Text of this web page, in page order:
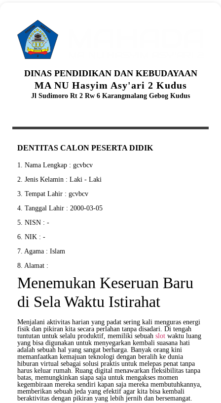
DINAS PENDIDIKAN DAN KEBUDAYAAN
MA NU Hasyim Asy'ari 2 Kudus
Jl Sudimoro Rt 2 Rw 6 Karangmalang Gebog Kudus
DENTITAS CALON PESERTA DIDIK
1. Nama Lengkap : gcvbcv
2. Jenis Kelamin : Laki - Laki
3. Tempat Lahir : gcvbcv
4. Tanggal Lahir : 2000-03-05
5. NISN : -
6. NIK : -
7. Agama : Islam
8. Alamat :
Menemukan Keseruan Baru
di Sela Waktu Istirahat
Menjalani aktivitas harian yang padat sering kali menguras energi
fisik dan pikiran kita secara perlahan tanpa disadari. Di tengah
tuntutan untuk selalu produktif, memiliki sebuah slot waktu luang
yang bisa digunakan untuk menyegarkan kembali suasana hati
adalah sebuah hal yang sangat berharga. Banyak orang kini
memanfaatkan kemajuan teknologi dengan beralih ke dunia
hiburan virtual sebagai solusi praktis untuk melepas penat tanpa
harus keluar rumah. Ruang digital menawarkan fleksibilitas tanpa
batas, memungkinkan siapa saja untuk mengakses momen
kegembiraan mereka sendiri kapan saja mereka membutuhkannya,
memberikan sebuah jeda yang efektif agar kita bisa kembali
beraktivitas dengan pikiran yang lebih jernih dan bersemangat.